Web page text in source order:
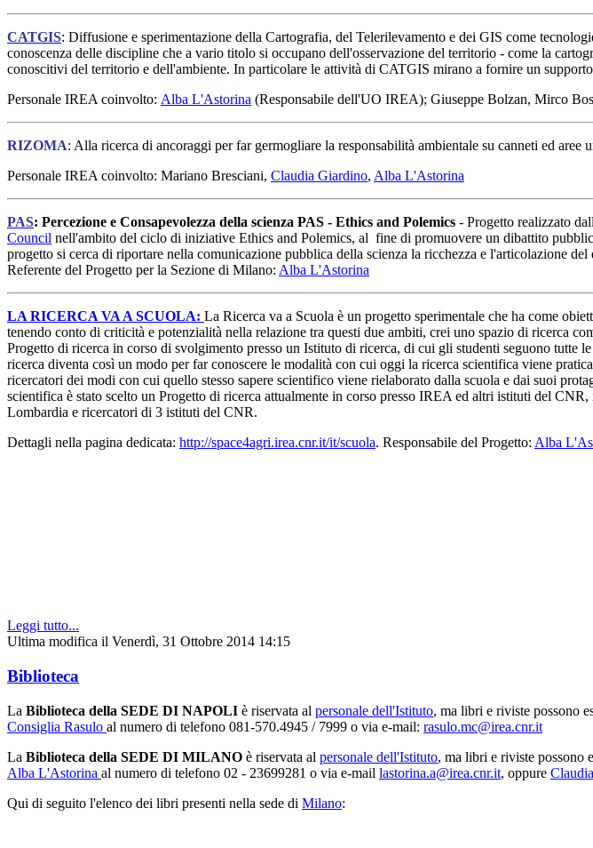
CATGIS: Diffusione e sperimentazione della Cartografia, del Telerilevamento e dei GIS come
conoscenza delle discipline che a vario titolo si occupano dell'osservazione del territorio - come la
conoscitivi del territorio e dell'ambiente. In particolare le attività di CATGIS mirano a fornire un
Personale IREA coinvolto: Alba L'Astorina (Responsabile dell'UO IREA); Giuseppe Bolzan, Mirco
RIZOMA: Alla ricerca di ancoraggi per far germogliare la responsabilità ambientale su canneti ed aree
Personale IREA coinvolto: Mariano Bresciani, Claudia Giardino, Alba L'Astorina
PAS: Percezione e Consapevolezza della scienza PAS - Ethics and Polemics - Progetto realizzato
Council nell'ambito del ciclo di iniziative Ethics and Polemics, al fine di promuovere un dibattito
progetto si cerca di riportare nella comunicazione pubblica della scienza la ricchezza e l'articolazione
Referente del Progetto per la Sezione di Milano: Alba L'Astorina
LA RICERCA VA A SCUOLA: La Ricerca va a Scuola è un progetto sperimentale che ha come
tenendo conto di criticità e potenzialità nella relazione tra questi due ambiti, crei uno spazio di ricerca
Progetto di ricerca in corso di svolgimento presso un Istituto di ricerca, di cui gli studenti seguono
ricerca diventa così un modo per far conoscere le modalità con cui oggi la ricerca scientifica viene
ricercatori dei modi con cui quello stesso sapere scientifico viene rielaborato dalla scuola e dai suoi
scientifica è stato scelto un Progetto di ricerca attualmente in corso presso IREA ed altri istituti del CNR,
Lombardia e ricercatori di 3 istituti del CNR.
Dettagli nella pagina dedicata: http://space4agri.irea.cnr.it/it/scuola. Responsabile del Progetto: Alba
Leggi tutto...
Ultima modifica il Venerdì, 31 Ottobre 2014 14:15
Biblioteca
La Biblioteca della SEDE DI NAPOLI è riservata al personale dell'Istituto, ma libri e riviste possono
Consiglia Rasulo al numero di telefono 081-570.4945 / 7999 o via e-mail: rasulo.mc@irea.cnr.it
La Biblioteca della SEDE DI MILANO è riservata al personale dell'Istituto, ma libri e riviste possono
Alba L'Astorina al numero di telefono 02 - 23699281 o via e-mail lastorina.a@irea.cnr.it, oppure
Qui di seguito l'elenco dei libri presenti nella sede di Milano: